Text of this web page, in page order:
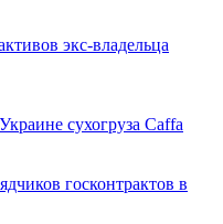
экс-владельца
сухогруза Caffa
госконтрактов в